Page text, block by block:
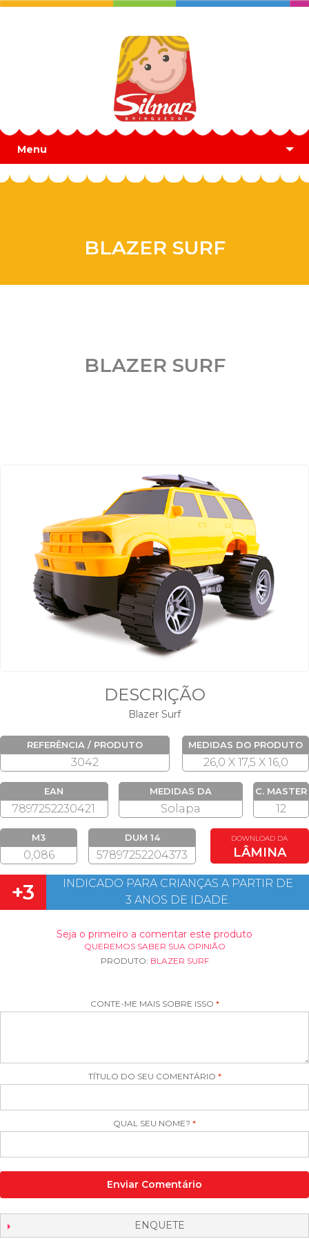
Menu
BLAZER SURF
BLAZER SURF
DESCRIÇÃO
Blazer Surf
REFERÊNCIA / PRODUTO
3042
MEDIDAS DO PRODUTO
26,0 X 17,5 X 16,0
EAN
7897252230421
MEDIDAS DA
EMBALAGEM
Solapa
C. MASTER
12
M3
0,086
DUM 14
57897252204373
DOWNLOAD DA
LÂMINA
+3
INDICADO PARA CRIANÇAS A PARTIR DE
3 ANOS DE IDADE.
Seja o primeiro a comentar este produto
QUEREMOS SABER SUA OPINIÃO
PRODUTO: BLAZER SURF
CONTE-ME MAIS SOBRE ISSO
TÍTULO DO SEU COMENTÁRIO
QUAL SEU NOME?
Enviar Comentário
ENQUETE